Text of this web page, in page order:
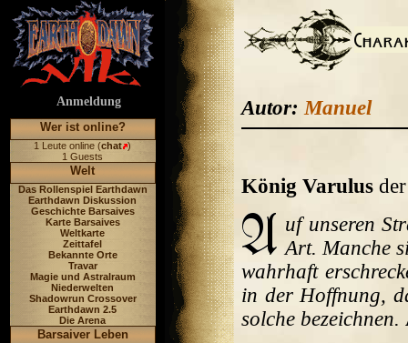
Anmeldung
Wer ist online?
1 Leute online (chat )
1 Guests
Welt
Das Rollenspiel Earthdawn
Earthdawn Diskussion
Geschichte Barsaives
Karte Barsaives
Weltkarte
Zeittafel
Bekannte Orte
Travar
Magie und Astralraum
Niederwelten
Shadowrun Crossover
Earthdawn 2.5
Die Arena
Barsaiver Leben
Autor:Manuel
König Varulus
uf unseren
Art. Manche
wahrhaft
in der Hoffnung,
solche bezeichnen.